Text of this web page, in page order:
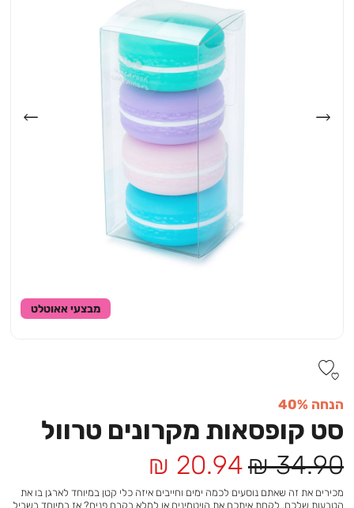
הנחה 40%
סט קופסאות מקרונים טרוול
מחיר
מוצר
20.94 ₪
מחיר
רגיל
34.90 ₪
מכירים את זה שאתם נוסעים לכמה ימים וחייבים איזה כלי קטן במיוחד לארגן בו את
הטבעות שלכם, לקחת איתכם את הויטמינים או למלא בקרם פנים? אז במיוחד בשביל
מבצעי אאוטלט